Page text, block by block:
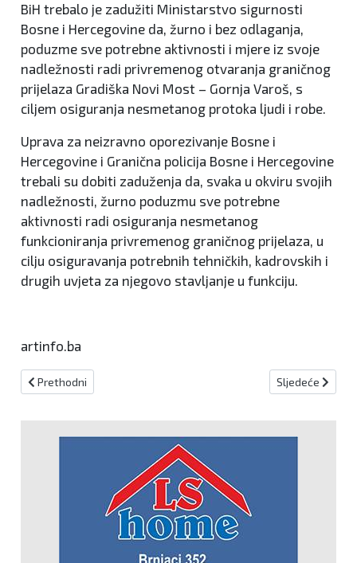
BiH trebalo je zadužiti Ministarstvo sigurnosti
Bosne i Hercegovine da, žurno i bez odlaganja,
poduzme sve potrebne aktivnosti i mjere iz svoje
nadležnosti radi privremenog otvaranja graničnog
prijelaza Gradiška Novi Most – Gornja Varoš, s
ciljem osiguranja nesmetanog protoka ljudi i robe.
Uprava za neizravno oporezivanje Bosne i
Hercegovine i Granična policija Bosne i Hercegovine
trebali su dobiti zaduženja da, svaka u okviru svojih
nadležnosti, žurno poduzmu sve potrebne
aktivnosti radi osiguranja nesmetanog
funkcioniranja privremenog graničnog prijelaza, u
cilju osiguravanja potrebnih tehničkih, kadrovskih i
drugih uvjeta za njegovo stavljanje u funkciju.
artinfo.ba
Prethodni članak: Zijad Krnjić glasom protiv onemogućio promet
Prethodni Sljedeći
Sljedeće